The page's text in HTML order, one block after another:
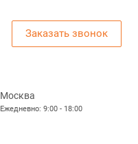
Заказать звонок
Москва
Ежедневно: 9:00 - 18:00